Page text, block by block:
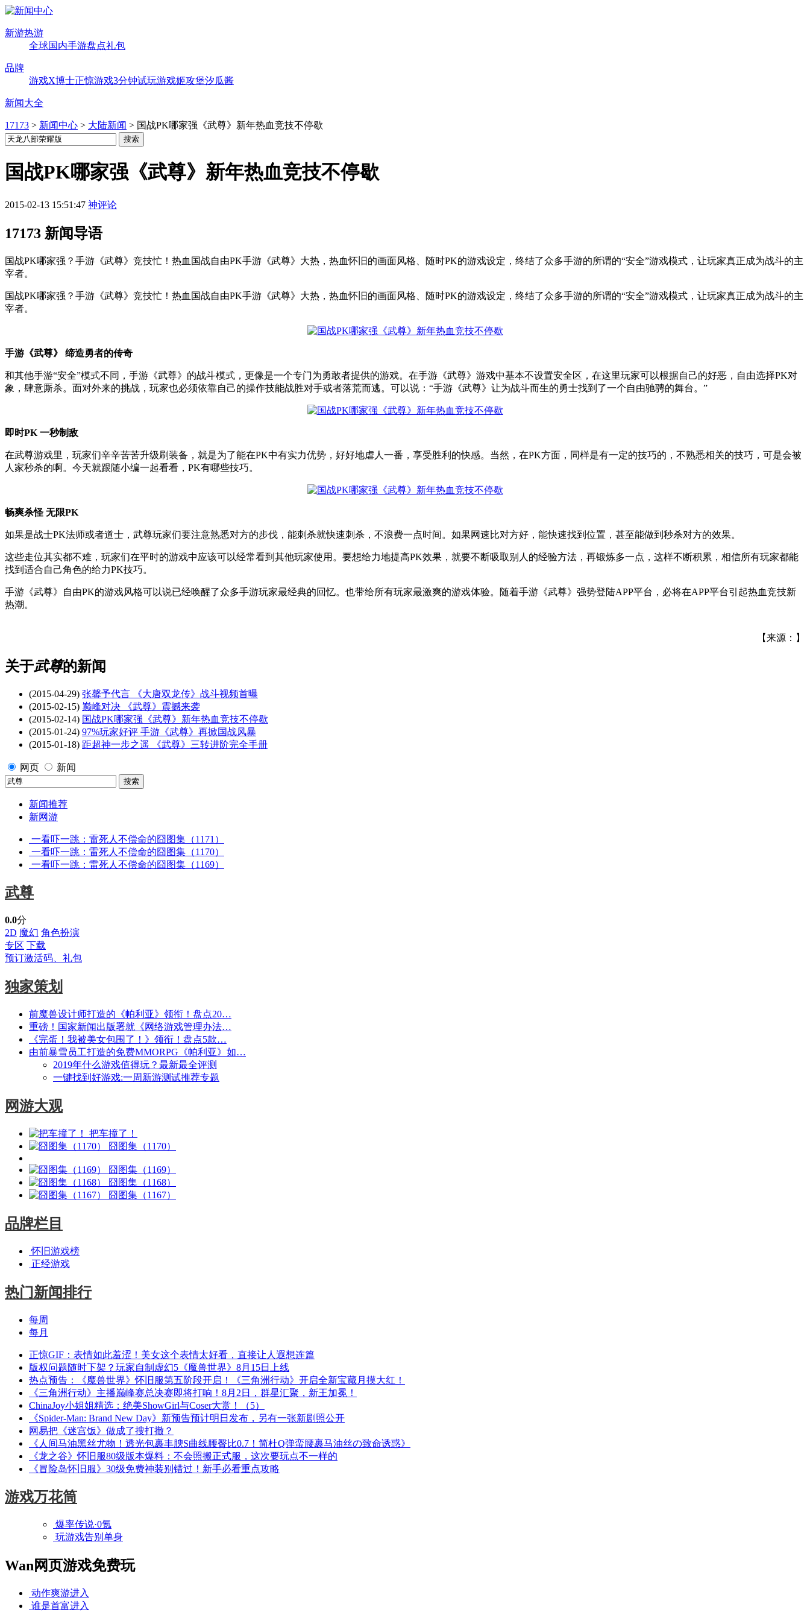
新游热游
全球国内手游盘点礼包
品牌
游戏X博士正惊游戏3分钟试玩游戏姬攻堡汐瓜酱
新闻大全
17173 > 新闻中心 > 大陆新闻 > 国战PK哪家强《武尊》新年热血竞技不停歇
国战PK哪家强《武尊》新年热血竞技不停歇
2015-02-13 15:51:47 神评论
17173 新闻导语
国战PK哪家强？手游《武尊》竞技忙！热血国战自由PK手游《武尊》大热，热血怀旧的画面风格、随时PK的游戏设定，终结了众多手游的所谓的“安全”游戏模式，让玩家真正成为战斗的主
宰者。
国战PK哪家强？手游《武尊》竞技忙！热血国战自由PK手游《武尊》大热，热血怀旧的画面风格、随时PK的游戏设定，终结了众多手游的所谓的“安全”游戏模式，让玩家真正成为战斗的主
宰者。
手游《武尊》 缔造勇者的传奇
和其他手游“安全”模式不同，手游《武尊》的战斗模式，更像是一个专门为勇敢者提供的游戏。在手游《武尊》游戏中基本不设置安全区，在这里玩家可以根据自己的好恶，自由选择PK对
象，肆意厮杀。面对外来的挑战，玩家也必须依靠自己的操作技能战胜对手或者落荒而逃。可以说：“手游《武尊》让为战斗而生的勇士找到了一个自由驰骋的舞台。”
即时PK 一秒制敌
在武尊游戏里，玩家们辛辛苦苦升级刷装备，就是为了能在PK中有实力优势，好好地虐人一番，享受胜利的快感。当然，在PK方面，同样是有一定的技巧的，不熟悉相关的技巧，可是会被
人家秒杀的啊。今天就跟随小编一起看看，PK有哪些技巧。
畅爽杀怪 无限PK
如果是战士PK法师或者道士，武尊玩家们要注意熟悉对方的步伐，能刺杀就快速刺杀，不浪费一点时间。如果网速比对方好，能快速找到位置，甚至能做到秒杀对方的效果。
这些走位其实都不难，玩家们在平时的游戏中应该可以经常看到其他玩家使用。要想给力地提高PK效果，就要不断吸取别人的经验方法，再锻炼多一点，这样不断积累，相信所有玩家都能
找到适合自己角色的给力PK技巧。
手游《武尊》自由PK的游戏风格可以说已经唤醒了众多手游玩家最经典的回忆。也带给所有玩家最激爽的游戏体验。随着手游《武尊》强势登陆APP平台，必将在APP平台引起热血竞技新
热潮。
【来源：】
关于武尊的新闻
(2015-04-29) 张馨予代言 《大唐双龙传》战斗视频首曝
(2015-02-15) 巅峰对决 《武尊》震撼来袭
(2015-02-14) 国战PK哪家强《武尊》新年热血竞技不停歇
(2015-01-24) 97%玩家好评 手游《武尊》再掀国战风暴
(2015-01-18) 距超神一步之遥 《武尊》三转进阶完全手册
网页 新闻
新闻推荐
新网游
一看吓一跳：雷死人不偿命的囧图集（1171）
一看吓一跳：雷死人不偿命的囧图集（1170）
一看吓一跳：雷死人不偿命的囧图集（1169）
武尊
0.0分
2D 魔幻 角色扮演
专区 下载
预订激活码、礼包
独家策划
前魔兽设计师打造的《帕利亚》领衔！盘点20…
重磅！国家新闻出版署就《网络游戏管理办法…
《完蛋！我被美女包围了！》领衔！盘点5款…
由前暴雪员工打造的免费MMORPG《帕利亚》如…
2019年什么游戏值得玩？最新最全评测
一键找到好游戏:一周新游测试推荐专题
网游大观
把车撞了！
囧图集（1170）
囧图集（1169）
囧图集（1168）
囧图集（1167）
品牌栏目
怀旧游戏榜
正经游戏
热门新闻排行
每周
每月
正惊GIF：表情如此羞涩！美女这个表情太好看，直接让人遐想连篇
版权问题随时下架？玩家自制虚幻5《魔兽世界》8月15日上线
热点预告：《魔兽世界》怀旧服第五阶段开启！《三角洲行动》开启全新宝藏月摸大红！
《三角洲行动》主播巅峰赛总决赛即将打响！8月2日，群星汇聚，新王加冕！
ChinaJoy小姐姐精选：绝美ShowGirl与Coser大赏！（5）
《Spider-Man: Brand New Day》新预告预计明日发布，另有一张新剧照公开
网易把《迷宫饭》做成了搜打撤？
《人间马油黑丝尤物！透光包裹丰腴S曲线腰臀比0.7！简杜Q弹蛮腰裹马油丝の致命诱惑》
《龙之谷》怀旧服80级版本爆料：不会照搬正式服，这次要玩点不一样的
《冒险岛怀旧服》30级免费神装别错过！新手必看重点攻略
游戏万花筒
爆率传说·0氪
玩游戏告别单身
Wan网页游戏免费玩
动作爽游进入
谁是首富进入